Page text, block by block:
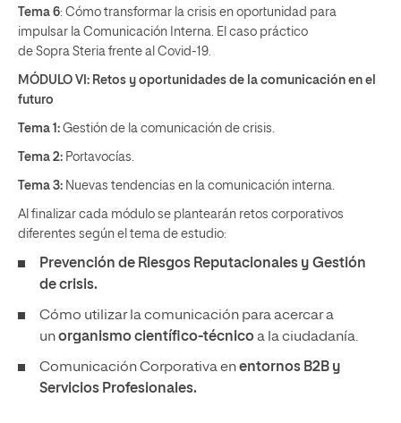
Tema 6: Cómo transformar la crisis en oportunidad para
impulsar la Comunicación Interna. El caso práctico
de Sopra Steria frente al Covid-19.
MÓDULO VI: Retos y oportunidades de la comunicación en el
futuro
Tema 1: Gestión de la comunicación de crisis.
Tema 2: Portavocías.
Tema 3: Nuevas tendencias en la comunicación interna.
Al finalizar cada módulo se plantearán retos corporativos
diferentes según el tema de estudio:
Prevención de Riesgos Reputacionales y Gestión
de crisis.
Cómo utilizar la comunicación para acercar a
unorganismo científico-técnicoa la ciudadanía.
Comunicación Corporativa enentornos B2B y
Servicios Profesionales.